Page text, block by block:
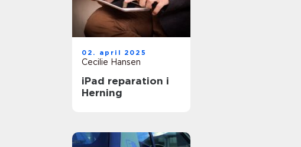
02. april 2025
Cecilie Hansen
iPad reparation i
Herning